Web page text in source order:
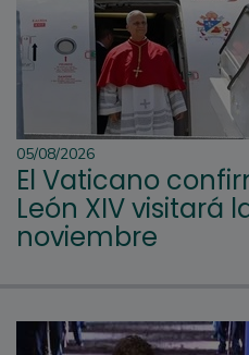
05/08/2026
El Vaticano
León XIV visitará
noviembre